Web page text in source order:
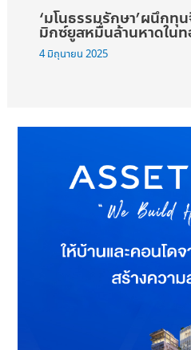
‘มโนธรรมรักษา’ผนึกทุ
มิกซ์ยูสหมื่นล้านหาดใน
4 มิถุนายน 2025